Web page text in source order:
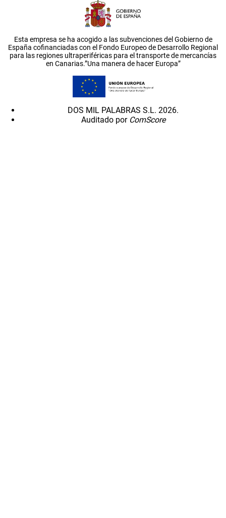
Esta empresa se ha acogido a las subvenciones del Gobierno de
España cofinanciadas con el Fondo Europeo de Desarrollo Regional
para las regiones ultraperiféricas para el transporte de mercancías
en Canarias.”Una manera de hacer Europa”
DOS MIL PALABRAS S.L. 2026.
Auditado por ComScore